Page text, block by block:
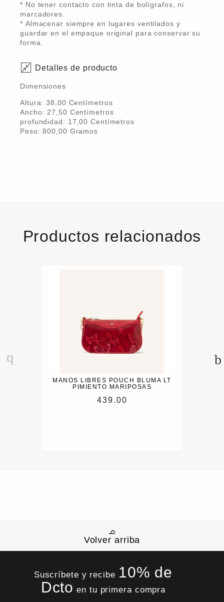
* No tener contacto con tinta de bolígrafos, ni
marcadores.
* Almacenar siempre en lugares ventilados y
guardar en el empaque original para conservar su
forma.
Detalles de producto
Dimensiones
Altura:38,00 Centímetros
Ancho: 27,50 Centímetros
profundidad: 17,00 Centímetros
Peso:800,00 Gramos
Productos relacionados
MANOS LIBRES POUCH BLUMA LT
PIMIENTO MARIPOSAS
439.00
Volver arriba
Suscríbete y recibe 10% de
Dcto en tu primera compra